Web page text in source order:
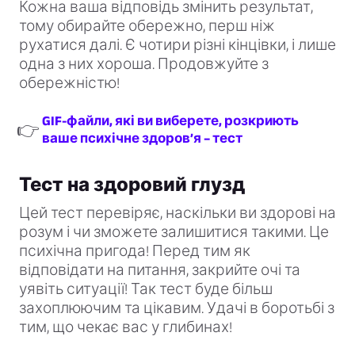
Кожна ваша відповідь змінить результат,
тому обирайте обережно, перш ніж
рухатися далі. Є чотири різні кінцівки, і лише
одна з них хороша. Продовжуйте з
обережністю!
👉 GIF-файли, які ви виберете, розкриють
ваше психічне здоров’я – тест
Тест на здоровий глузд
Цей тест перевіряє, наскільки ви здорові на
розум і чи зможете залишитися такими. Це
психічна пригода! Перед тим як
відповідати на питання, закрийте очі та
уявіть ситуації! Так тест буде більш
захоплюючим та цікавим. Удачі в боротьбі з
тим, що чекає вас у глибинах!